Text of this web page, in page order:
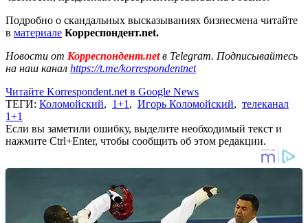
Подробно о скандальных высказываниях бизнесмена читайте
в материале Корреспондент.net.
Новости от Корреспондент.netв Telegram. Подписывайтесь
на наш канал https://t.me/korrespondentnet
Читайте Korrespondent.net в Google News
ТЕГИ: Коломойский, 1+1 , Игорь Коломойский, телеканал
1+1
Если вы заметили ошибку, выделите необходимый текст и
нажмите Ctrl+Enter, чтобы сообщить об этом редакции.